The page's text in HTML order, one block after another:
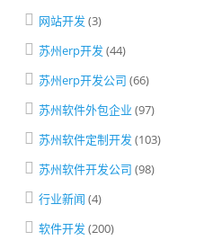
网站开发 (3)
苏州erp开发 (44)
苏州erp开发公司 (66)
苏州软件外包企业 (97)
苏州软件定制开发 (103)
苏州软件开发公司 (98)
行业新闻 (4)
软件开发 (200)